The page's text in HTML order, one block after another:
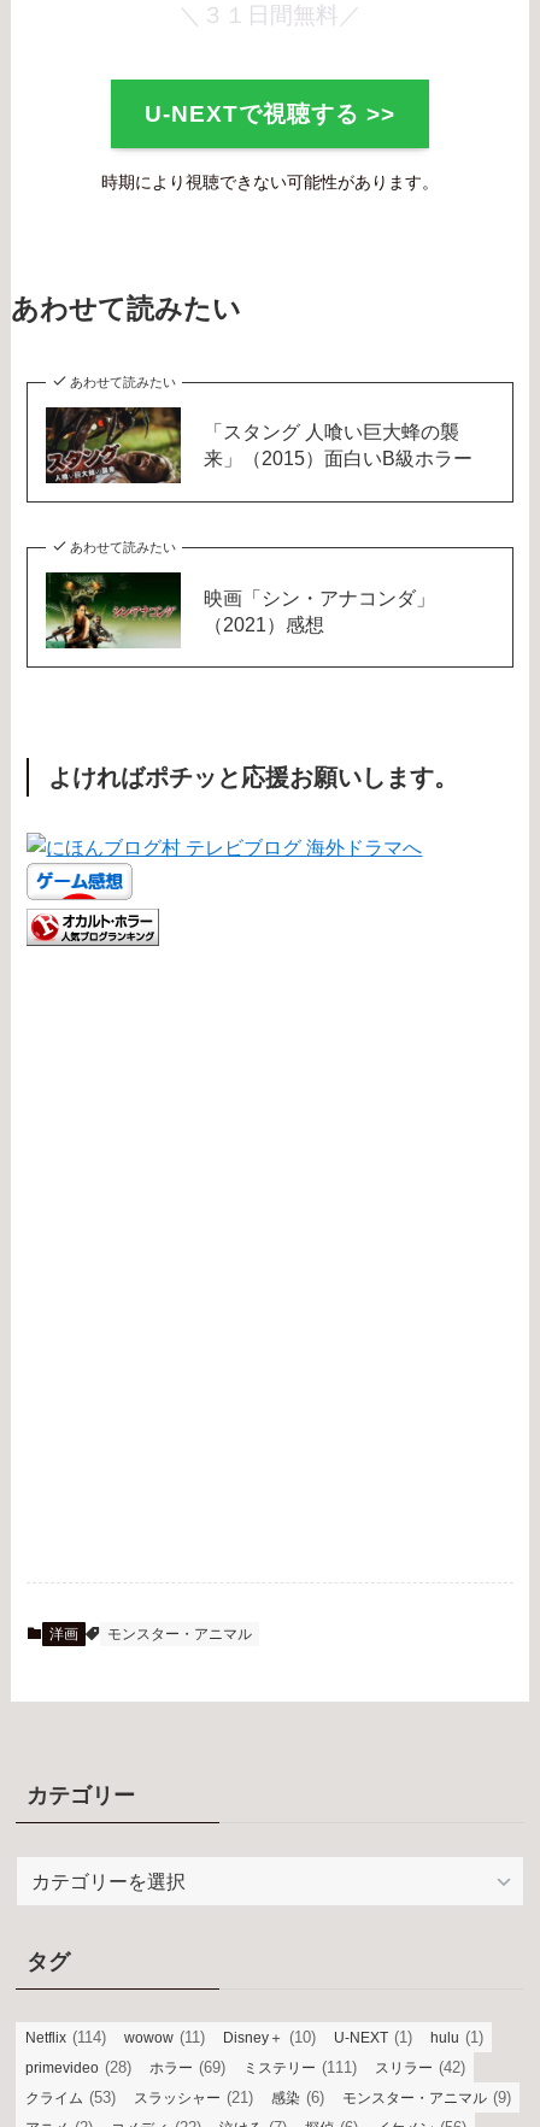
＼３１日間無料／
U-NEXTで視聴する >>
時期により視聴できない可能性があります。
あわせて読みたい
あわせて読みたい
「スタング 人喰い巨大蜂の襲
来」（2015）面白いB級ホラー
あわせて読みたい
映画「シン・アナコンダ」
（2021）感想
よければポチッと応援お願いします。
洋画 モンスター・アニマル
カテゴリー
リ
ー
タグ
Netflix (114) wowow (11) Disney＋ (10) U-NEXT (1) hulu (1)
primevideo (28) ホラー (69) ミステリー (111) スリラー (42)
クライム (53) スラッシャー (21) 感染 (6) モンスター・アニマル (9)